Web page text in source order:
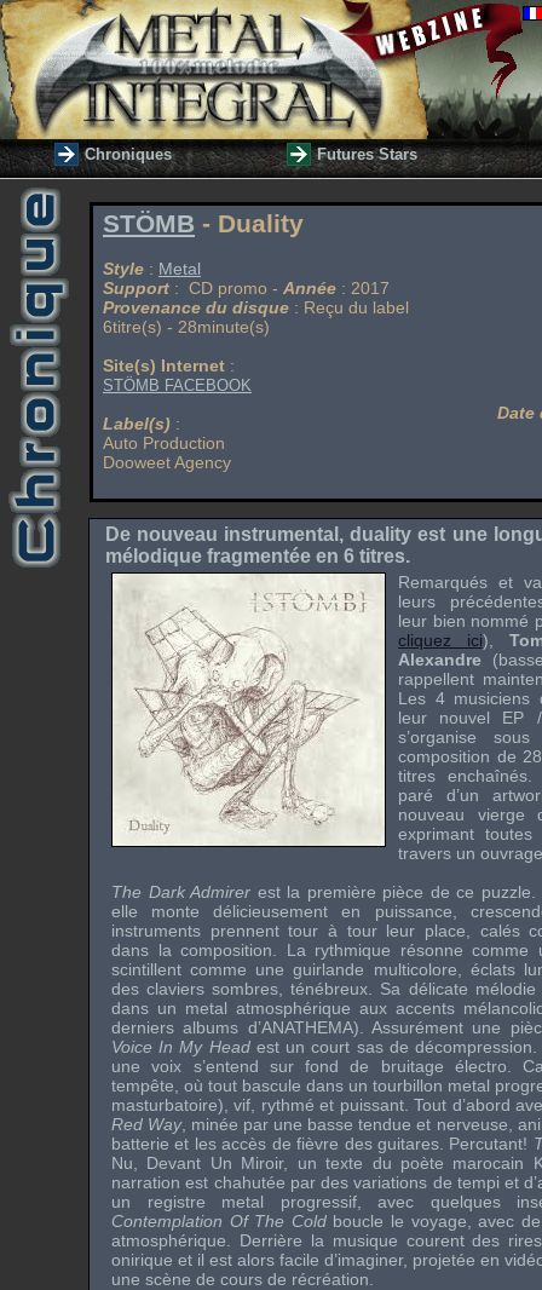
Chroniques Futures Stars
STÖMB - Duality
Style : Metal
Support : CD promo - Année : 2017
Provenance du disque : Reçu du label
6titre(s) - 28minute(s)
Site(s) Internet :
STÖMB FACEBOOK
Label(s) :
Auto Production
Dooweet Agency
Date
De nouveau instrumental, duality est une
mélodique fragmentée en 6 titres.
Remarqués et
leurs
leur bien nommé
cliquez ici),
Alexandre
rappellent
Les 4
leur nouvel EP
s’organise
composition de
titres enchaînés.
paré d’un
nouveau
exprimant
travers un
The Dark Admirer est la première pièce de ce puzzle.
elle monte délicieusement en puissance,
instruments prennent tour à tour leur place, calés
dans la composition. La rythmique résonne comme
scintillent comme une guirlande multicolore, éclats
des claviers sombres, ténébreux. Sa délicate
dans un metal atmosphérique aux accents
derniers albums d’ANATHEMA). Assurément une
Voice In My Head est un court sas de décompression.
une voix s’entend sur fond de bruitage électro .
tempête, où tout bascule dans un tourbillon metal
masturbatoire), vif, rythmé et puissant. Tout d’abord
Red Way, minée par une basse tendue et nerveuse,
batterie et les accès de fièvre des guitares. Percutant!
Nu, Devant Un Miroir, un texte du poète marocain
narration est chahutée par des variations de tempi et
un registre metal progressif, avec quelques
Contemplation Of The Coldboucle le voyage, avec
atmosphérique. Derrière la musique courent des
onirique et il est alors facile d’imaginer, projetée en
une scène de cours de récréation.